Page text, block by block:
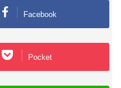
Facebook
Pocket